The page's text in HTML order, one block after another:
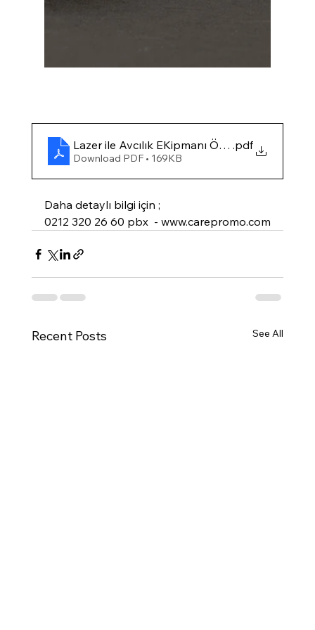
Lazer ile Avcılık EKipmanı Özelleştirme
.pdf
Download PDF • 169KB
Daha detaylı bilgi için ;
0212 320 26 60 pbx  - www.carepromo.com
Recent Posts See All